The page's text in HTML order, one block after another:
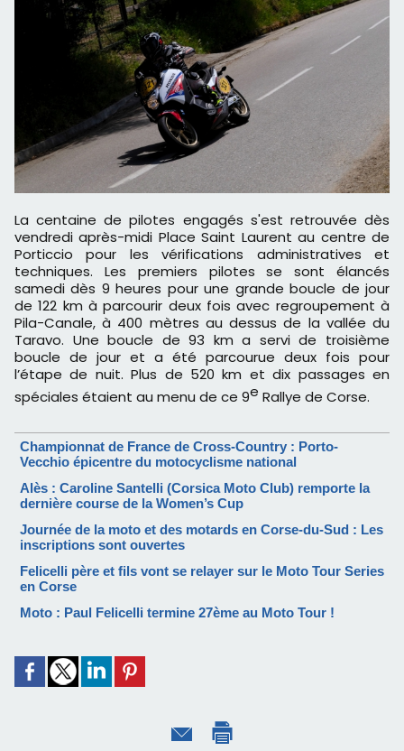
La centaine de pilotes engagés s'est retrouvée dès
vendredi après-midi Place Saint Laurent au centre de
Porticcio pour les vérifications administratives et
techniques. Les premiers pilotes se sont élancés
samedi dès 9 heures pour une grande boucle de jour
de 122 km à parcourir deux fois avec regroupement à
Pila-Canale, à 400 mètres au dessus de la vallée du
Taravo. Une boucle de 93 km a servi de troisième
boucle de jour et a été parcourue deux fois pour
l’étape de nuit. Plus de 520 km et dix passages en
spéciales étaient au menu de ce 9e Rallye de Corse.
Championnat de France de Cross-Country : Porto-
Vecchio épicentre du motocyclisme national
Alès : Caroline Santelli (Corsica Moto Club) remporte la
dernière course de la Women’s Cup
Journée de la moto et des motards en Corse-du-Sud : Les
inscriptions sont ouvertes
Felicelli père et fils vont se relayer sur le Moto Tour Series
en Corse
Moto : Paul Felicelli termine 27ème au Moto Tour !